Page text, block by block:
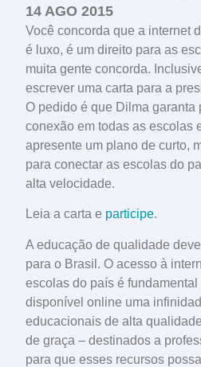
14 AGO 2015
Você concorda que a internet
é luxo, é um direito para as
muita gente concorda.
escrever uma carta para a
O pedido é que Dilma garanta
conexão em todas as escolas
apresente um plano de curto,
para conectar as escolas do
alta velocidade.
Leia a carta e participe.
A educação de qualidade
para o Brasil. O acesso à
escolas do país é
disponível online uma
educacionais de alta
de graça – destinados a
para que esses recursos